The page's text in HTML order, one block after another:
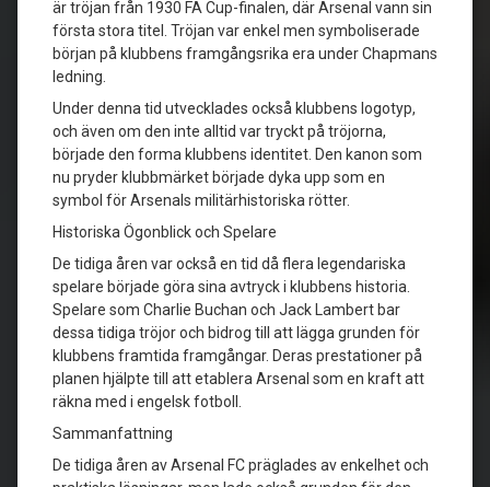
är tröjan från 1930 FA Cup-finalen, där Arsenal vann sin
första stora titel. Tröjan var enkel men symboliserade
början på klubbens framgångsrika era under Chapmans
ledning.
Under denna tid utvecklades också klubbens logotyp,
och även om den inte alltid var tryckt på tröjorna,
började den forma klubbens identitet. Den kanon som
nu pryder klubbmärket började dyka upp som en
symbol för Arsenals militärhistoriska rötter.
Historiska Ögonblick och Spelare
De tidiga åren var också en tid då flera legendariska
spelare började göra sina avtryck i klubbens historia.
Spelare som Charlie Buchan och Jack Lambert bar
dessa tidiga tröjor och bidrog till att lägga grunden för
klubbens framtida framgångar. Deras prestationer på
planen hjälpte till att etablera Arsenal som en kraft att
räkna med i engelsk fotboll.
Sammanfattning
De tidiga åren av Arsenal FC präglades av enkelhet och